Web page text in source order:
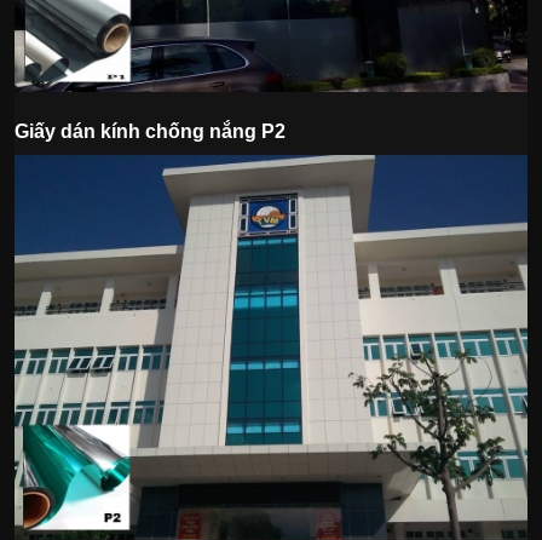
Giấy dán kính chống nắng P2